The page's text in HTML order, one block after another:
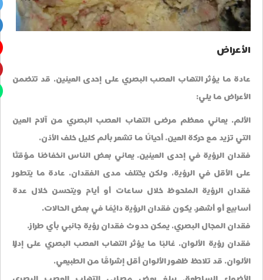
الأعراض
عادة ما يؤثر التهاب العصب البصري على إحدى العينين. قد تتضمن
الأعراض ما يلي:
الألم. يعاني معظم مرضى التهاب العصب البصري من آلام العين
التي تزيد مع حركة العين. أحيانًا ما تشعر بألم كليل خلف الأذن.
فقدان الرؤية في إحدى العينين. يعاني بعض الناس انخفاضًا مؤقتًا
على الأقل في الرؤية، ولكن يختلف مدى الفقدان. عادة ما يتطور
فقدان الرؤية الملحوظ خلال ساعات أو أيام ويتحسن خلال عدة
أسابيع أو أشهر. يكون فقدان الرؤية دائمًا في بعض الحالات.
فقدان المجال البصري. يمكن حدوث فقدان رؤية جانبي بأي طراز.
فقدان رؤية الألوان. غالبًا ما يؤثر التهاب العصب البصري على إدراك
الألوان. قد تلاحظ ظهور الألوان أقل إشراقًا من الطبيعي.